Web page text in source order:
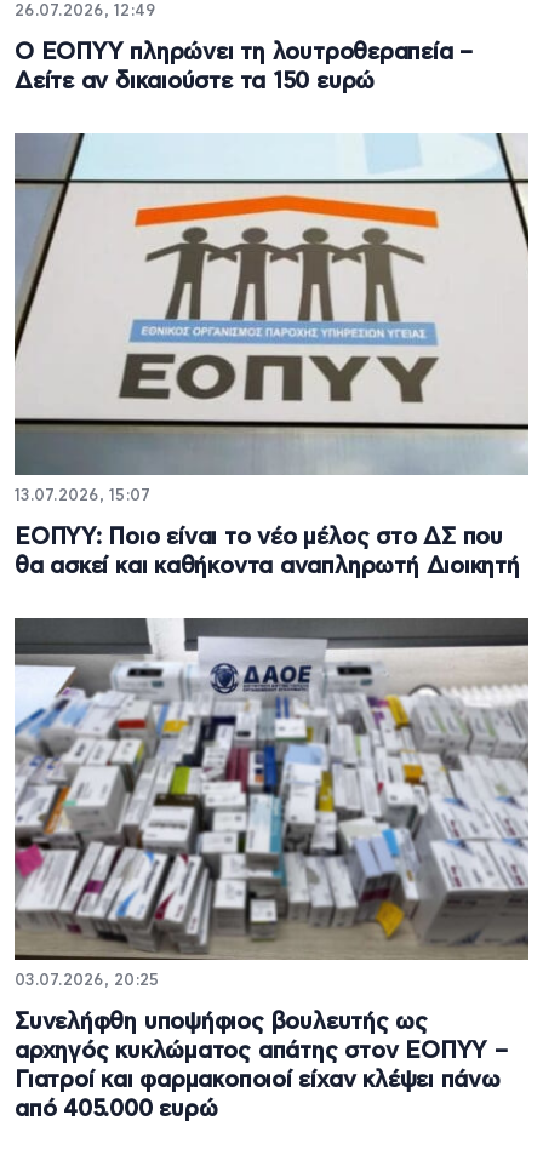
26.07.2026, 12:49
Ο ΕΟΠΥΥ πληρώνει τη λουτροθεραπεία –
Δείτε αν δικαιούστε τα 150 ευρώ
13.07.2026, 15:07
ΕΟΠΥΥ: Ποιο είναι το νέο μέλος στο ΔΣ που
θα ασκεί και καθήκοντα αναπληρωτή Διοικητή
03.07.2026, 20:25
Συνελήφθη υποψήφιος βουλευτής ως
αρχηγός κυκλώματος απάτης στον ΕΟΠΥΥ –
Γιατροί και φαρμακοποιοί είχαν κλέψει πάνω
από 405.000 ευρώ